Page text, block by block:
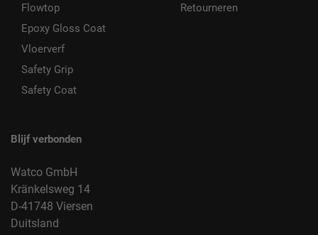
Flowtop
Epoxy Gloss Coat
Vloerverf
Safety Grip
Safety Coat
Retourneren
Blijf verbonden
Watco GmbH
Kränkelsweg 14
D-41748 Viersen
Duitsland